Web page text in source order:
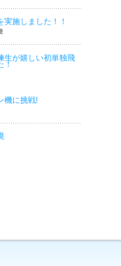
施しました！！
生が嬉しい初単独飛
機に挑戦!